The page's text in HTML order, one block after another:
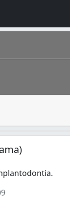
É uma